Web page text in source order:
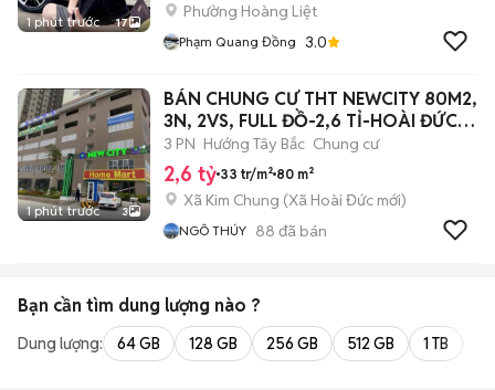
1 phút trước 17
Phường Hoàng Liệt
Phạm Quang Đồng 3.0
1 phút trước 3
BÁN CHUNG CƯ THT NEWCITY 80M2,
3N, 2VS, FULL ĐỒ-2,6 TỈ-HOÀI ĐỨC,
HN
3 PN Hướng Tây Bắc Chung cư
2,6 tỷ 33 tr/m² 80 m²
Xã Kim Chung (Xã Hoài Đức mới)
NGÔ THÚY 88 đã bán
Bạn cần tìm dung lượng nào ?
Dung lượng: 64 GB 128 GB 256 GB 512 GB 1 TB